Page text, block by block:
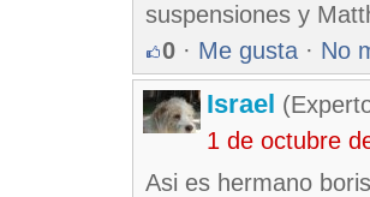
suspensiones y
0 · Me gusta · No
Israel
1 de octubre
Asi es hermano